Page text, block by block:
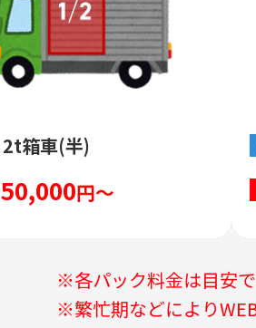
2t箱車(半)
50,000円～
※各パック料金は目安
※繁忙期などにより